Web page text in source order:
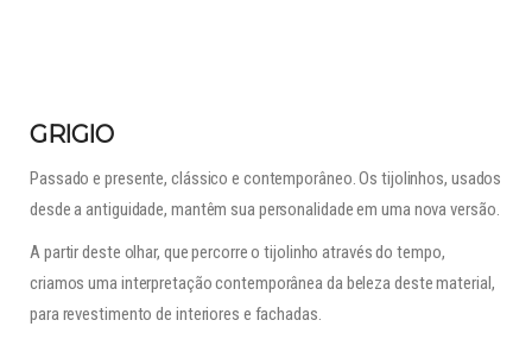
GRIGIO
Passado e presente, clássico e contemporâneo. Os tijolinhos, usados
desde a antiguidade, mantêm sua personalidade em uma nova versão.
A partir deste olhar, que percorre o tijolinho através do tempo,
criamos uma interpretação contemporânea da beleza deste material,
para revestimento de interiores e fachadas.